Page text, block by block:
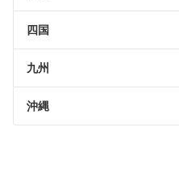
四国
九州
沖縄